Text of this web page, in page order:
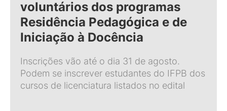
voluntários dos programas
Residência Pedagógica e de
Iniciação à Docência
Inscrições vão até o dia 31 de agosto.
Podem se inscrever estudantes do IFPB dos
cursos de licenciatura listados no edital